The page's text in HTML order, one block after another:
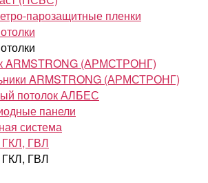
парозащитные пленки
ARMSTRONG (АРМСТРОНГ)
ARMSTRONG (АРМСТРОНГ)
потолок АЛБЕС
панели
система
ГКЛ, ГВЛ
ГКЛ, ГВЛ